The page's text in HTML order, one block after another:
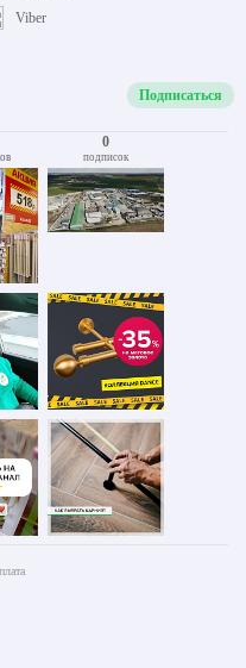
Viber
Подписаться
0
подписок